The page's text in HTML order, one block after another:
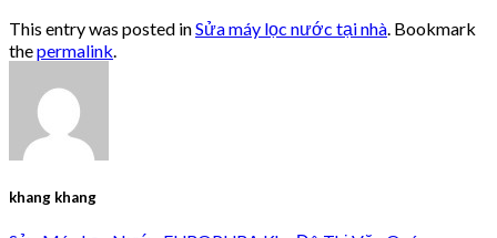
This entry was posted inSửa máy lọc nước tại nhà . Bookmark
thepermalink
khang khang